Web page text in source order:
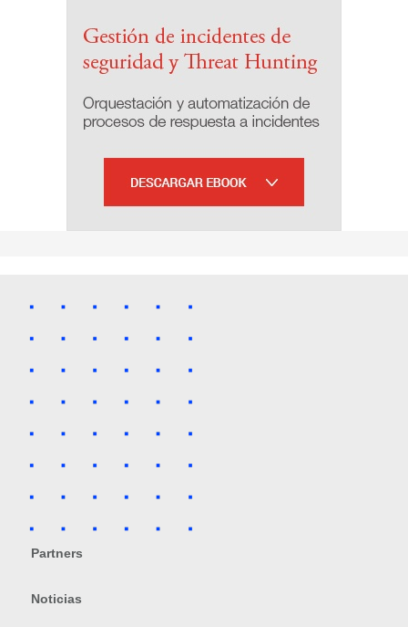
Partners
Noticias